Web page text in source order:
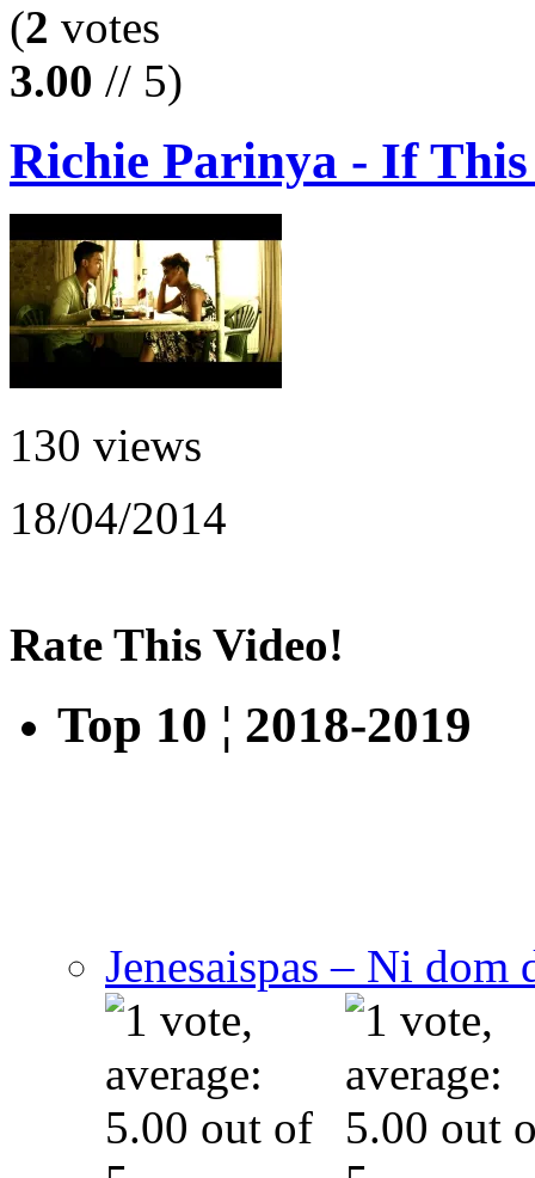
(2 votes
3.00 // 5)
Richie Parinya - If
130 views
18/04/2014
Rate This Video!
Top 10 ¦ 2018-2019
Jenesaispas – Ni dom